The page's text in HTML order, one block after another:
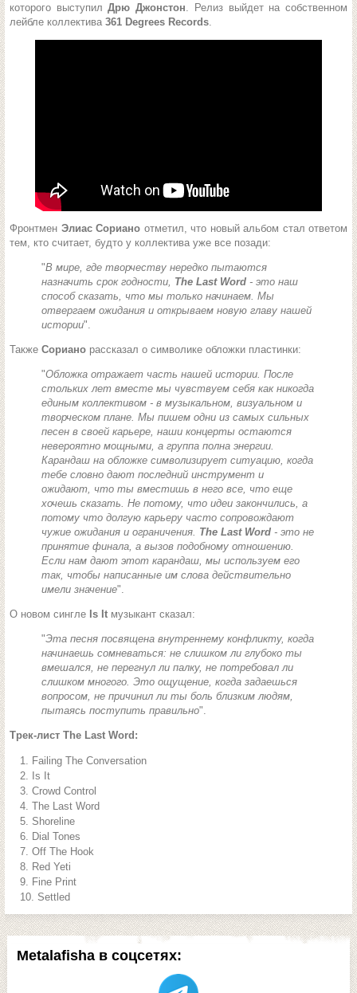
Metalafisha в соцсетях:
которого выступилДрю Джонстон. Релиз выйдет на собственном
лейбле коллектива 361 Degrees Records.
Фронтмен Элиас Сориано отметил, что новый альбом стал ответом
тем, кто считает, будто у коллектива уже все позади:
"В мире, где творчеству нередко пытаются
назначить срок годности, The Last Word - это наш
способ сказать, что мы только начинаем. Мы
отвергаем ожидания и открываем новую главу нашей
истории".
Также Сориано рассказал о символике обложки пластинки:
"Обложка отражает часть нашей истории. После
стольких лет вместе мы чувствуем себя как никогда
единым коллективом - в музыкальном, визуальном и
творческом плане. Мы пишем одни из самых сильных
песен в своей карьере, наши концерты остаются
невероятно мощными, а группа полна энергии.
Карандаш на обложке символизирует ситуацию, когда
тебе словно дают последний инструмент и
ожидают, что ты вместишь в него все, что еще
хочешь сказать. Не потому, что идеи закончились, а
потому что долгую карьеру часто сопровождают
чужие ожидания и ограничения. The Last Word - это не
принятие финала, а вызов подобному отношению.
Если нам дают этот карандаш, мы используем его
так, чтобы написанные им слова действительно
имели значение".
О новом сингле Is It музыкант сказал:
"Эта песня посвящена внутреннему конфликту, когда
начинаешь сомневаться: не слишком ли глубоко ты
вмешался, не перегнул ли палку, не потребовал ли
слишком многого. Это ощущение, когда задаешься
вопросом, не причинил ли ты боль близким людям,
пытаясь поступить правильно".
Трек-лист The Last Word:
Failing The Conversation
Is It
Crowd Control
The Last Word
Shoreline
Dial Tones
Off The Hook
Red Yeti
Fine Print
Settled